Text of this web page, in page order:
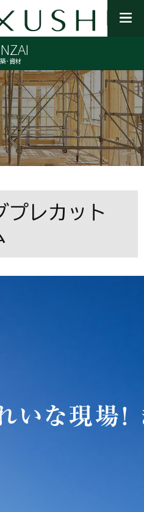
を
開
く
・資材
プレカット